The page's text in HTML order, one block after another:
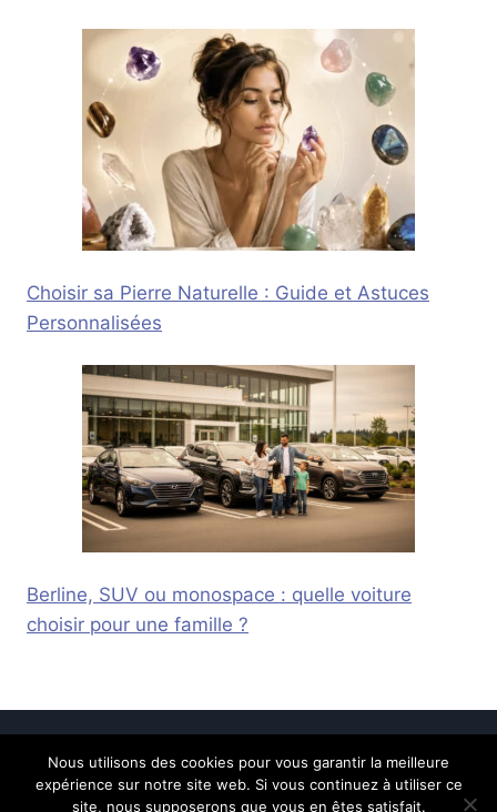
Choisir sa Pierre Naturelle : Guide et Astuces
Personnalisées
Berline, SUV ou monospace : quelle voiture
choisir pour une famille ?
© 2026 Calais Online - Mentions légales-
Contactez-nous
Nous utilisons des cookies pour vous garantir la meilleure
expérience sur notre site web. Si vous continuez à utiliser ce
site, nous supposerons que vous en êtes satisfait.